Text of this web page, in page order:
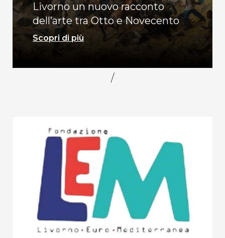
Livorno un nuovo racconto
dell’arte tra Otto e Novecento
Scopri di più
/